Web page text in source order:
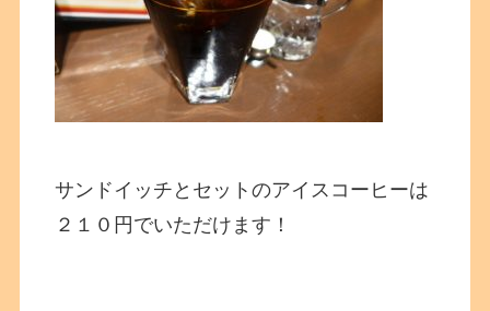
サンドイッチとセットのアイスコーヒーは
２１０円でいただけます！